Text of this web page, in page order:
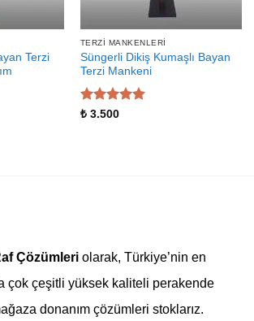
Terzi
TERZI MANKENLERI
Süngerli Dikiş Kumaşlı Bayan
Terzi Mankeni
5 üzerinden
₺3.500
Çözümleri olarak, Türkiye’nin en
çok çeşitli yüksek kaliteli perakende
donanım çözümleri stoklarız.